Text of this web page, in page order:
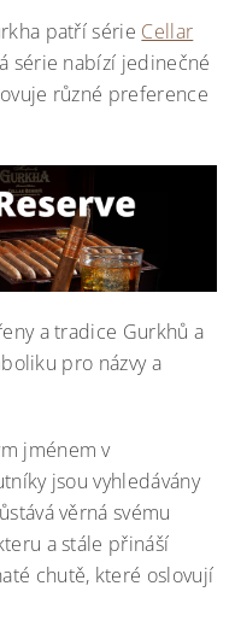
patří série Cellar
série nabízí jedinečné
různé preference
a tradice Gurkhů a
pro názvy a
jménem v
jsou vyhledávány
věrná svému
a stále přináší
chutě, které oslovují